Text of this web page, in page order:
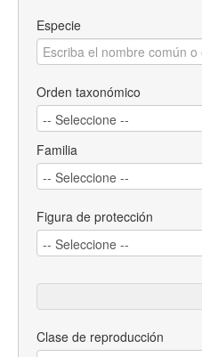
Especie
Orden taxonómico
Familia
Figura de protección
Clase de reproducción